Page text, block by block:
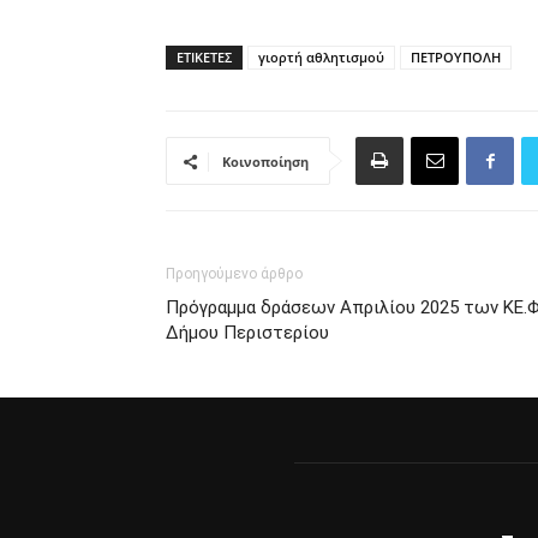
ΕΤΙΚΈΤΕΣ γιορτή αθλητισμού ΠΕΤΡΟΥΠΟΛΗ
Κοινοποίηση
Προηγούμενο άρθρο
Πρόγραμμα δράσεων Απριλίου 2025 των
Δήμου Περιστερίου